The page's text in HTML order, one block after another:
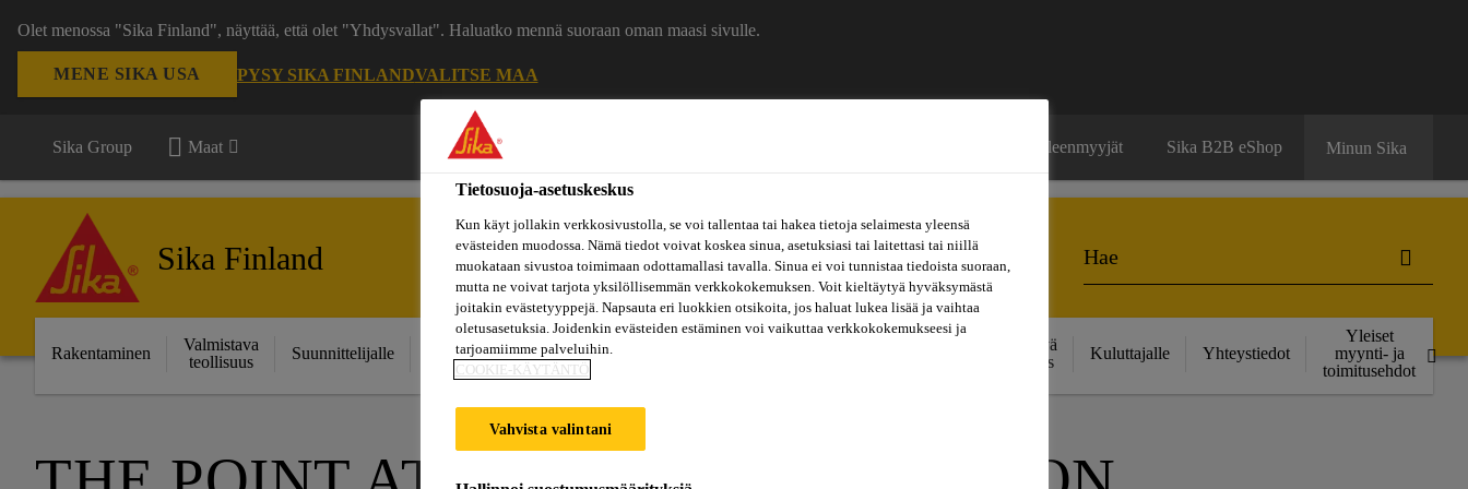
Olet menossa "Sika Finland", näyttää, että olet "Yhdysvallat". Haluatko mennä suoraan oman maasi sivulle.
MENE SIKA USA PYSY SIKA FINLANDVALITSE MAA
Sika Group Maat Jälleenmyyjät Sika B2B eShop Minun Sika
Sika Finland
Rakentaminen
Valmistava
teollisuus
Suunnittelijalle
Ratkaisut
projekteihin
Referenssit
Inspiraatiot
Kestävä
kehitys
Kuluttajalle Yhteystiedot
Yleiset
myynti- ja
toimitusehdot
Tietosuoja-asetuskeskus
Kun käyt jollakin verkkosivustolla, se voi tallentaa tai hakea tietoja selaimesta yleensä
evästeiden muodossa. Nämä tiedot voivat koskea sinua, asetuksiasi tai laitettasi tai niillä
muokataan sivustoa toimimaan odottamallasi tavalla. Sinua ei voi tunnistaa tiedoista suoraan,
mutta ne voivat tarjota yksilöllisemmän verkkokokemuksen. Voit kieltäytyä hyväksymästä
joitakin evästetyyppejä. Napsauta eri luokkien otsikoita, jos haluat lukea lisää ja vaihtaa
oletusasetuksia. Joidenkin evästeiden estäminen voi vaikuttaa verkkokokemukseesi ja
tarjoamiimme palveluihin.
COOKIE-KÄYTÄNTÖ
Vahvista valintani